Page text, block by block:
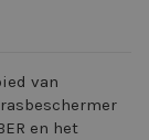
van
en het